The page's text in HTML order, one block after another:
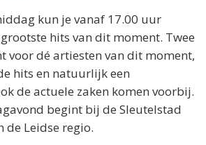
kun je vanaf 17.00 uur
hits van dit moment. Twee
voor dé artiesten van dit moment,
hits en natuurlijk een
de actuele zaken komen voorbij.
begint bij de Sleutelstad
de Leidse regio.